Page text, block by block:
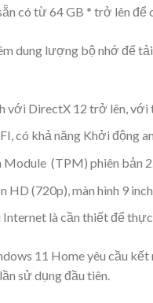
có từ 64 GB * trở lên để
dung lượng bộ nhớ để
với DirectX 12 trở lên, với
có khả năng Khởi động
(TPM) phiên bản
HD (720p), màn hình 9
là cần thiết để
11 Home yêu cầu
sử dụng đầu tiên.